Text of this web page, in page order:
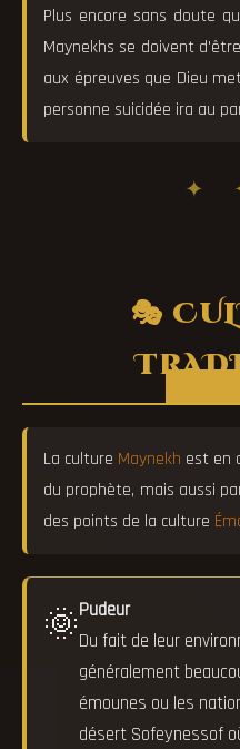
Plus encore sans doute
Maynekhs se doivent
aux épreuves que Dieu
personne suicidée ira au
✦
🎭
La culture Maynekh est en
du prophète, mais aussi
des points de la culture
🌞Pudeur
Du fait de leur
généralement
émounes ou les
désert Sofeynessof